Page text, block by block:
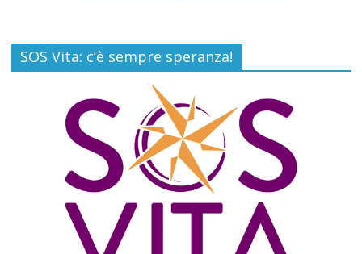
SOS Vita: c’è sempre speranza!